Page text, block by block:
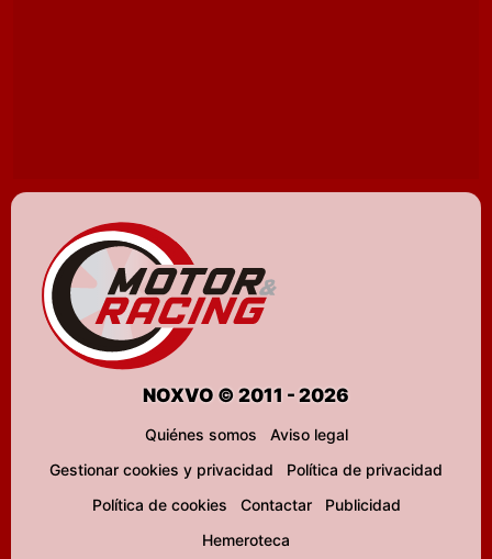
NOXVO © 2011 - 2026
Quiénes somos
Aviso legal
Gestionar cookies y privacidad
Política de privacidad
Política de cookies
Contactar
Publicidad
Hemeroteca